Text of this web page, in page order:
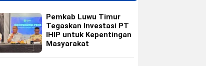
Pemkab Luwu Timur
Tegaskan Investasi PT
IHIP untuk Kepentingan
Masyarakat